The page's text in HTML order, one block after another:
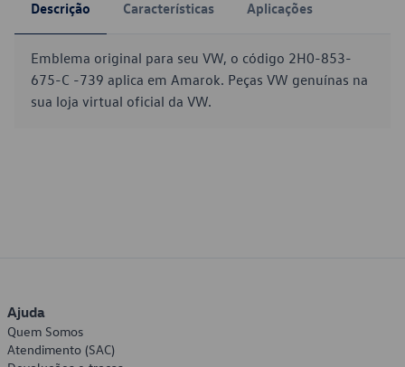
Descrição Características Aplicações
Emblema original para seu VW, o código 2H0-853-
675-C -739 aplica em Amarok. Peças VW genuínas na
sua loja virtual oficial da VW.
Ajuda
Quem Somos
Atendimento (SAC)